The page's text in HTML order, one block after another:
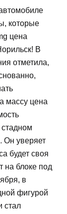
которые
цена
В
отметила,
массу цена
Он уверяет
будет своя
на блоке под
в
фигурой
стал